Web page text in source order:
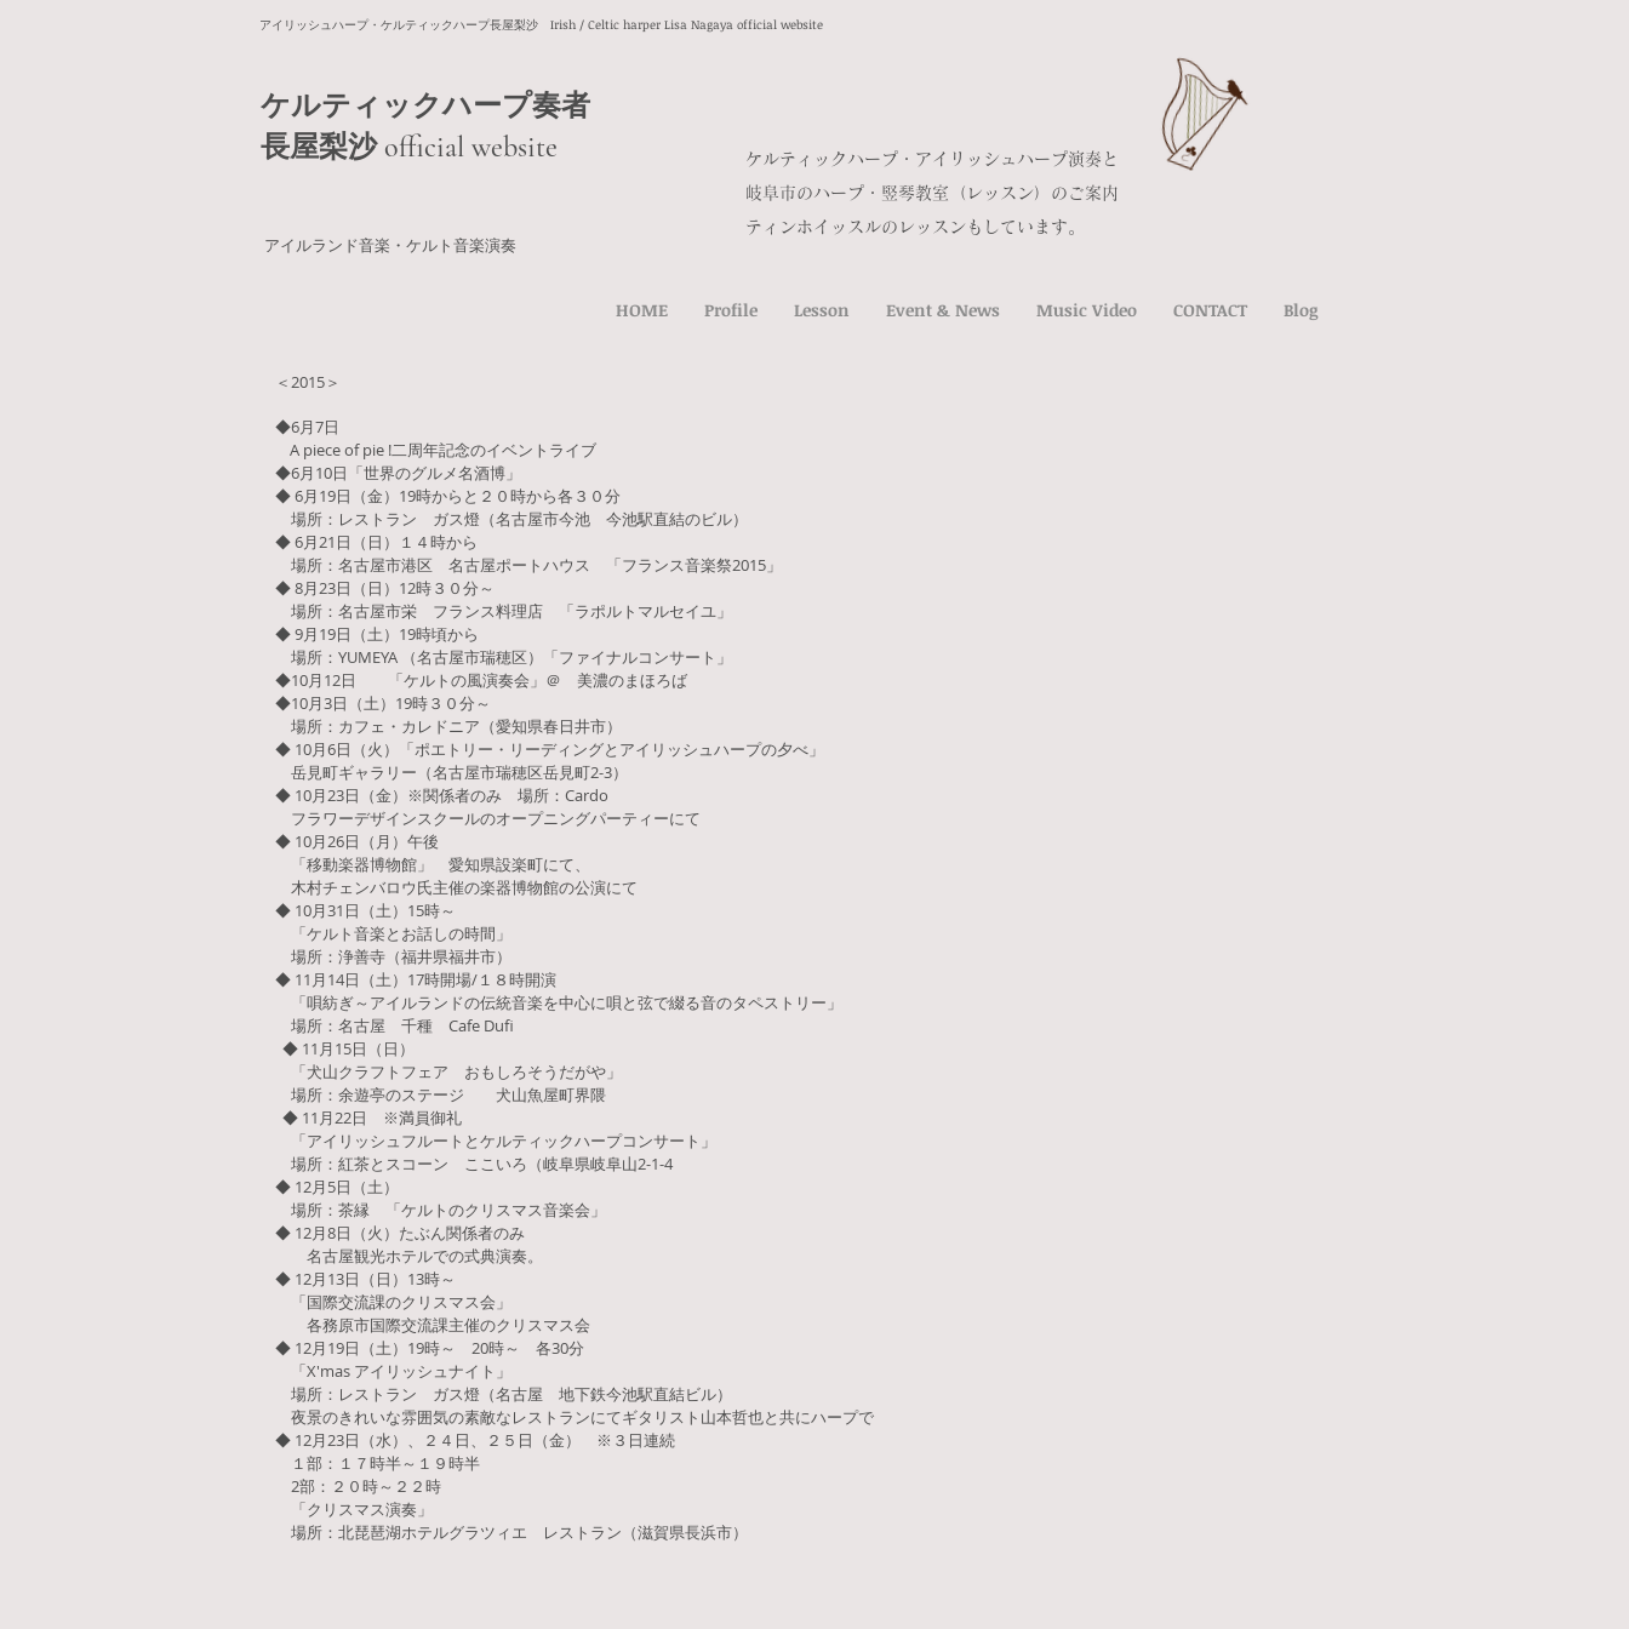
​アイリッシュハープ・ケルティックハープ長屋梨沙 Irish / Celtic harper Lisa Nagaya official website
ケルティックハープ奏者
長屋梨沙​ official website
ケルティックハープ・アイリッシュハープ演奏と
​岐阜市のハープ・竪琴教室（レッスン）のご案内
​ティンホイッスルのレッスンもしています。
​アイルランド音楽・ケルト音楽演奏
HOME Profile Lesson Event & News Music Video CONTACT Blog
＜2015＞
◆6月7日
A piece of pie !二周年記念のイベントライブ
◆6月10日「世界のグルメ名酒博」
◆ 6月19日（金）19時からと２０時から各３０分
場所：レストラン ガス燈（名古屋市今池 今池駅直結のビル）
◆ 6月21日（日）１４時から
場所：名古屋市港区 名古屋ポートハウス 「フランス音楽祭2015」
◆ 8月23日（日）12時３０分～
場所：名古屋市栄 フランス料理店 「ラポルトマルセイユ」
◆ 9月19日（土）19時頃から
場所：YUMEYA （名古屋市瑞穂区）「ファイナルコンサート」
◆10月12日 「ケルトの風演奏会」＠ 美濃のまほろば
◆10月3日（土）19時３０分～
場所：カフェ・カレドニア（愛知県春日井市）
◆ 10月6日（火）「ポエトリー・リーディングとアイリッシュハープの夕べ」
岳見町ギャラリー（名古屋市瑞穂区岳見町2-3）
◆ 10月23日（金）※関係者のみ 場所：Cardo
フラワーデザインスクールのオープニングパーティーにて
◆ 10月26日（月）午後
「移動楽器博物館」 愛知県設楽町にて、
木村チェンバロウ氏主催の楽器博物館の公演にて
◆ 10月31日（土）15時～
「ケルト音楽とお話しの時間」
場所：浄善寺（福井県福井市）
◆ 11月14日（土）17時開場/１８時開演
「唄紡ぎ～アイルランドの伝統音楽を中心に唄と弦で綴る音のタペストリー」
場所：名古屋 千種 Cafe Dufi
◆ 11月15日（日）
「犬山クラフトフェア おもしろそうだがや」
場所：余遊亭のステージ 犬山魚屋町界隈
◆ 11月22日 ※満員御礼
「アイリッシュフルートとケルティックハープコンサート」
場所：紅茶とスコーン ここいろ（岐阜県岐阜山2-1-4
◆ 12月5日（土）
場所：茶縁 「ケルトのクリスマス音楽会」
◆ 12月8日（火）たぶん関係者のみ
名古屋観光ホテルでの式典演奏。
◆ 12月13日（日）13時～
「国際交流課のクリスマス会」
各務原市国際交流課主催のクリスマス会
◆ 12月19日（土）19時～ 20時～ 各30分
「X'mas アイリッシュナイト」
場所：レストラン ガス燈（名古屋 地下鉄今池駅直結ビル）
夜景のきれいな雰囲気の素敵なレストランにてギタリスト山本哲也と共にハープで
◆ 12月23日（水）、２４日、２５日（金） ※３日連続
１部：１７時半～１９時半
2部：２０時～２２時
「クリスマス演奏」
場所：北琵琶湖ホテルグラツィエ レストラン（滋賀県長浜市）